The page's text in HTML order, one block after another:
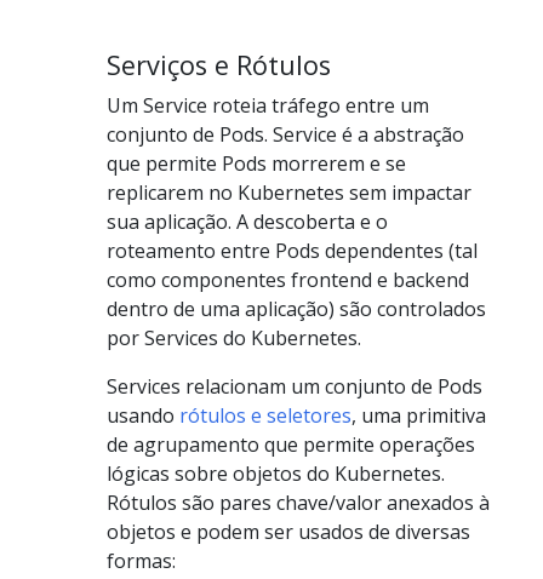
Serviços e Rótulos
Um Service roteia tráfego entre um
conjunto de Pods. Service é a abstração
que permite Pods morrerem e se
replicarem no Kubernetes sem impactar
sua aplicação. A descoberta e o
roteamento entre Pods dependentes (tal
como componentes frontend e backend
dentro de uma aplicação) são controlados
por Services do Kubernetes.
Services relacionam um conjunto de Pods
usando rótulos e seletores, uma primitiva
de agrupamento que permite operações
lógicas sobre objetos do Kubernetes.
Rótulos são pares chave/valor anexados à
objetos e podem ser usados de diversas
formas: